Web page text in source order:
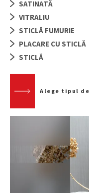
SATINATĂ
VITRALIU
STICLĂ FUMURIE
PLACARE CU STICLĂ
STICLĂ
Alege tipul